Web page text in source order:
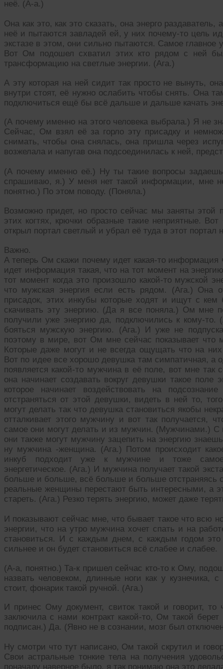
неё. (А-а.)
Она как это, как это сказать, она энерго
неё и пытаются завладей ей, у них почему-то цель
экстазе в этом, они сильно пытаются. Самое
Вот Ом подошел схватил этих кто рядом с ней
трансформацию на светлые энергии. (Ага.)
А эту которая на ней сидит так просто не вынуть,
внутри стоят, её нужно ослабить чтобы снять. Она
подключиться ещё бы всё дальше и дальше качать
(А почему именно на этого человека выбрала.) Я не
Сейчас, Ом взял её за горло эту присадку и
снимать, чтобы она снялась, она пришла через
возжелала и напугав она подсоединилась к ней,
(А почему именно её.) Ну ты такие вопросы
спрашиваю, я.) У меня нет такой информации, мне
понятно.) По этом поводу. (Поняла.)
Возможно придет, но просто сейчас мы заняты этой
этих когтях, крючки образные такие неприятные.
открыл портал светлый и убрал её туда в этот
Важно.
А теперь Ом скажи почему идет какая-то
идет информация такая, что на тот момент на
тот момент когда это произошло какой-то мужской
что мужская энергия если есть рядом. (Ага.) Она
присадок, этих инкубы которые ходят и ищут с
скачивать эту энергию. (Да я все поняла.) Ом мне
получили уже энергию да, подключились к кому-
бояться мужскую энергию. (Ага.) И уже не
поэтому в мире, вот Ом мне сейчас показывает что
Которые даже могут и не всегда ощущать что на
Вот по идее все хорошо девушка там симпатичная, а
появляется какой-то мужчина в её поле, вот мне так
она начинает создавать вокруг девушки такое поле
которое начинает воздействовать на
отстраняться от этой девушки, видеть в ней то,
могут делать так что девушка становиться якобы
отталкивает этого мужчину и вот так получается,
самое они могут делать и из мужчин. (Мужчинами.)
они также могут мужчину зацепить на энергию
ну мужчина -женщина. (Ага.) Потом происходит
инкуб подходит уже к мужчине и тоже самое
энергетическое. (Ага.) И мужчина получает такой
больше и больше, всё больше и больше отстраняясь
реальные женщины перестают быть интересными, а
стареть. (Ага.) Резко терять энергию, может даже
И показывают сейчас мне, что бывает такое что всю
энергии, что на утро мужчина хочет спать и на
становиться. И с каждым днем, с каждым годом это
сильнее и он будет становиться всё слабее и слабее.
(А-а, понятно.) Та-к пришел сейчас кто-то к Ому,
назвать человеком, длинные ноги как у кузнечика,
стоит, фонарик такой ручной. (Ага.)
И принес Ому документ, свиток такой и говорит,
заключила с нами контракт какой-то, Ом такой
подписан.) Да. (Явно не в сознании, мозг был
Ну смотри что тут написано, Ом такой скрутил и
Свои астральные тонкие тела на получения
поначалу наверное было, я так понимаю она это